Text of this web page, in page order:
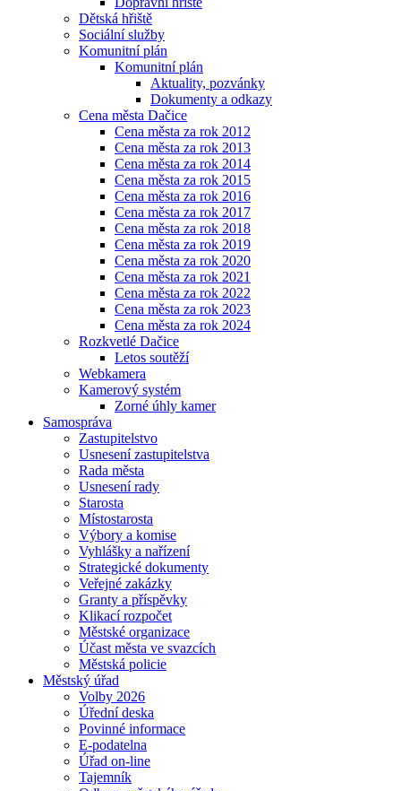
Dětská hřiště
Sociální služby
Komunitní plán
Komunitní plán
Aktuality, pozvánky
Dokumenty a odkazy
Cena města Dačice
Cena města za rok 2012
Cena města za rok 2013
Cena města za rok 2014
Cena města za rok 2015
Cena města za rok 2016
Cena města za rok 2017
Cena města za rok 2018
Cena města za rok 2019
Cena města za rok 2020
Cena města za rok 2021
Cena města za rok 2022
Cena města za rok 2023
Cena města za rok 2024
Rozkvetlé Dačice
Letos soutěží
Webkamera
Kamerový systém
Zorné úhly kamer
Samospráva
Zastupitelstvo
Usnesení zastupitelstva
Rada města
Usnesení rady
Starosta
Místostarosta
Výbory a komise
Vyhlášky a nařízení
Strategické dokumenty
Veřejné zakázky
Granty a příspěvky
Klikací rozpočet
Městské organizace
Účast města ve svazcích
Městská policie
Městský úřad
Volby 2026
Úřední deska
Povinné informace
E-podatelna
Úřad on-line
Tajemník